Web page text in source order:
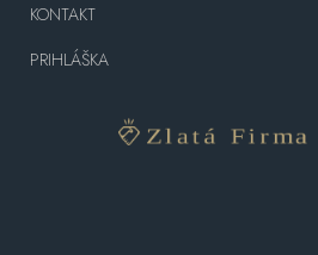
KONTAKT
PRIHLÁŠKA